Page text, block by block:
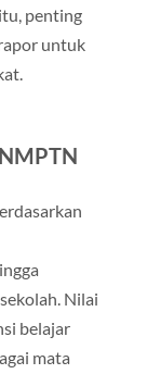
penting
untuk
Nilai
belajar
mata